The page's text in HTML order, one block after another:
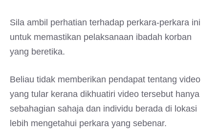
Sila ambil perhatian terhadap perkara-perkara ini
untuk memastikan pelaksanaan ibadah korban
yang beretika.
Beliau tidak memberikan pendapat tentang video
yang tular kerana dikhuatiri video tersebut hanya
sebahagian sahaja dan individu berada di lokasi
lebih mengetahui perkara yang sebenar.